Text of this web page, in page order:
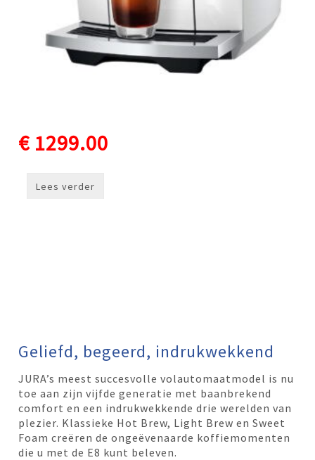
€ 1299.00
Lees verder
Geliefd, begeerd, indrukwekkend
JURA’s meest succesvolle volautomaatmodel is nu
toe aan zijn vijfde generatie met baanbrekend
comfort en een indrukwekkende drie werelden van
plezier. Klassieke Hot Brew, Light Brew en Sweet
Foam creëren de ongeëvenaarde koffiemomenten
die u met de E8 kunt beleven.